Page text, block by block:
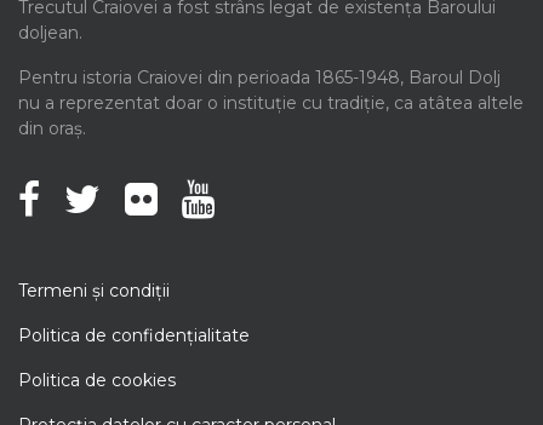
Trecutul Craiovei a fost strâns legat de existența Baroului
doljean.
Pentru istoria Craiovei din perioada 1865-1948, Baroul Dolj
nu a reprezentat doar o instituție cu tradiție, ca atâtea altele
din oraș.
Termeni şi condiţii
Politica de confidenţialitate
Politica de cookies